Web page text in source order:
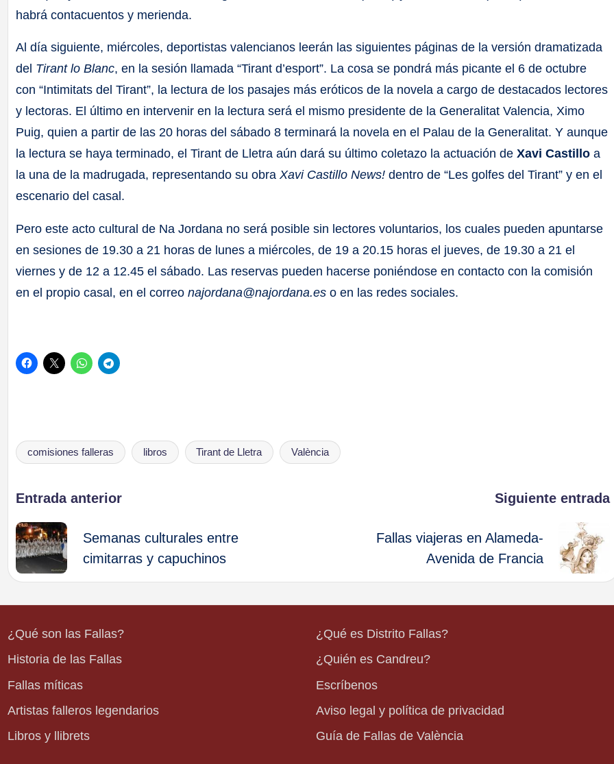
habrá contacuentos y merienda.
Al día siguiente, miércoles, deportistas valencianos leerán las siguientes páginas de la versión dramatizada
del Tirant lo Blanc, en la sesión llamada “Tirant d’esport”. La cosa se pondrá más picante el 6 de octubre
con “Intimitats del Tirant”, la lectura de los pasajes más eróticos de la novela a cargo de destacados lectores
y lectoras. El último en intervenir en la lectura será el mismo presidente de la Generalitat Valencia, Ximo
Puig, quien a partir de las 20 horas del sábado 8 terminará la novela en el Palau de la Generalitat. Y aunque
la lectura se haya terminado, el Tirant de Lletra aún dará su último coletazo la actuación de Xavi Castillo a
la una de la madrugada, representando su obraXavi Castillo News! dentro de “Les golfes del Tirant” y en el
escenario del casal.
Pero este acto cultural de Na Jordana no será posible sin lectores voluntarios, los cuales pueden apuntarse
en sesiones de 19.30 a 21 horas de lunes a miércoles, de 19 a 20.15 horas el jueves, de 19.30 a 21 el
viernes y de 12 a 12.45 el sábado. Las reservas pueden hacerse poniéndose en contacto con la comisión
en el propio casal, en el correonajordana@najordana.es o en las redes sociales.
Etiquetas:
comisiones falleras libros Tirant de Lletra València
Navegación
de
entradas
Entrada anterior
Semanas culturales entre
cimitarras y capuchinos
Siguiente entrada
Fallas viajeras en Alameda-
Avenida de Francia
¿Qué son las Fallas?
Historia de las Fallas
Fallas míticas
Artistas falleros legendarios
Libros y llibrets
¿Qué es Distrito Fallas?
¿Quién es Candreu?
Escríbenos
Aviso legal y política de privacidad
Guía de Fallas de València